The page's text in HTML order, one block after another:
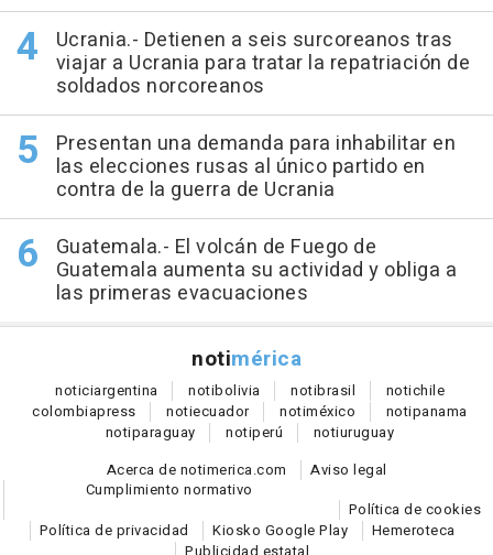
Ucrania.- Detienen a seis surcoreanos tras
viajar a Ucrania para tratar la repatriación de
soldados norcoreanos
Presentan una demanda para inhabilitar en
las elecciones rusas al único partido en
contra de la guerra de Ucrania
Guatemala.- El volcán de Fuego de
Guatemala aumenta su actividad y obliga a
las primeras evacuaciones
notimérica
noticiargentina notibolivia notibrasil notichile
colombiapress notiecuador notiméxico notipanama
notiparaguay notiperú notiuruguay
Acerca de notimerica.com
Aviso legal
Cumplimiento normativo
Política de cookies
Política de privacidad
Kiosko Google Play
Hemeroteca